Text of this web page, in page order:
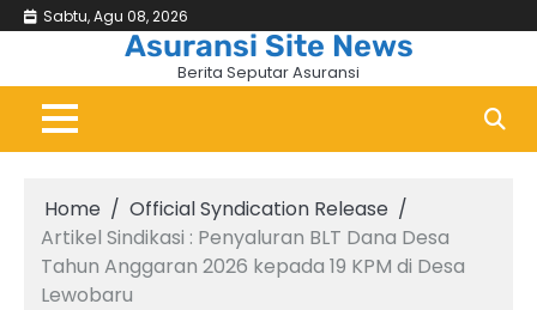
Skip Sabtu, Agu 08, 2026
&
Asuransi Site News
Berita Seputar Asuransi
Home
Official Syndication Release
Artikel Sindikasi : Penyaluran BLT Dana Desa
Tahun Anggaran 2026 kepada 19 KPM di Desa
Lewobaru